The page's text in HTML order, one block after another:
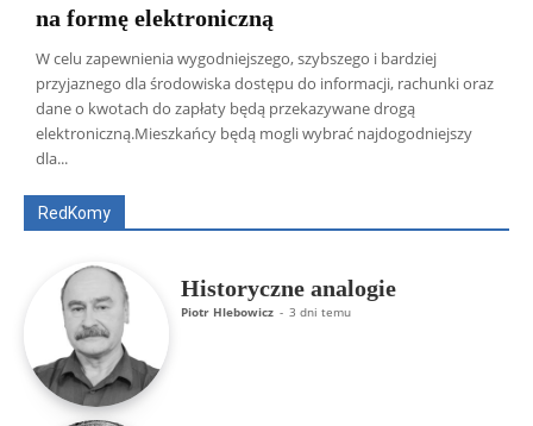
na formę elektroniczną
W celu zapewnienia wygodniejszego, szybszego i bardziej
przyjaznego dla środowiska dostępu do informacji, rachunki oraz
dane o kwotach do zapłaty będą przekazywane drogą
elektroniczną.Mieszkańcy będą mogli wybrać najdogodniejszy
dla...
RedKomy
Wszyscy Aleksander Borowik
Antoni Radczenko
Artur Płokszto
Grzegorz Górny
Historyczne analogie
Piotr Hlebowicz - 3 dni temu